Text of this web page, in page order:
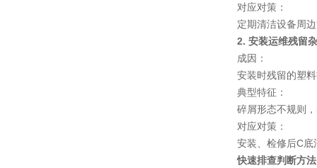
对应对策 ：
定期清洁设备周
2. 安装运维残留
成因 ：
安装时残留的塑
典型特征 ：
碎屑形态不规则
对应对策 ：
安装、检修后C底
快速排查判断方法